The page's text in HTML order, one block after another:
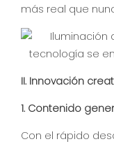
más real que
II. Innovación
1. Contenido
Con el rápido